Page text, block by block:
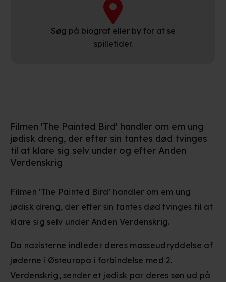
Søg på biograf eller by for at se
spilletider.
Filmen 'The Painted Bird' handler om em ung
jødisk dreng, der efter sin tantes død tvinges
til at klare sig selv under og efter Anden
Verdenskrig
Filmen 'The Painted Bird' handler om em ung
jødisk dreng, der efter sin tantes død tvinges til at
klare sig selv under Anden Verdenskrig.
Da nazisterne indleder deres masseudryddelse af
jøderne i Østeuropa i forbindelse med 2.
Verdenskrig, sender et jødisk par deres søn ud på